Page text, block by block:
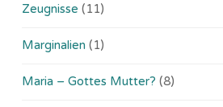
Zeugnisse (11)
Marginalien (1)
Maria – Gottes Mutter? (8)